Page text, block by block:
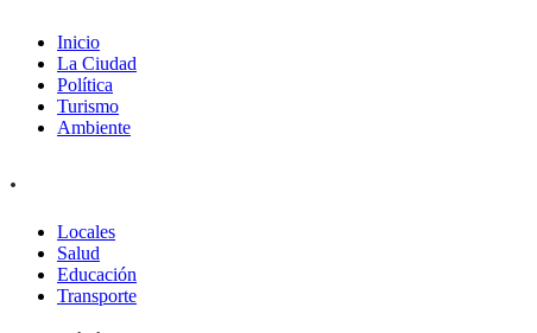
Inicio
La Ciudad
Política
Turismo
Ambiente
.
Locales
Salud
Educación
Transporte